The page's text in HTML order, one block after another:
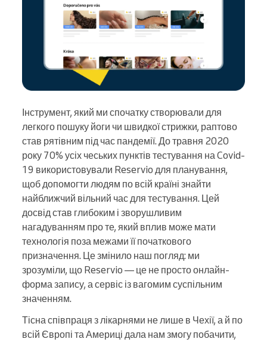
Інструмент, який ми спочатку створювали для
легкого пошуку йоги чи швидкої стрижки, раптово
став рятівним під час пандемії. До травня 2020
року 70% усіх чеських пунктів тестування на Covid-
19 використовували Reservio для планування,
щоб допомогти людям по всій країні знайти
найближчий вільний час для тестування. Цей
досвід став глибоким і зворушливим
нагадуванням про те, який вплив може мати
технологія поза межами її початкового
призначення. Це змінило наш погляд: ми
зрозуміли, що Reservio — це не просто онлайн-
форма запису, а сервіс із вагомим суспільним
значенням.
Тісна співпраця з лікарнями не лише в Чехії, а й по
всій Європі та Америці дала нам змогу побачити,